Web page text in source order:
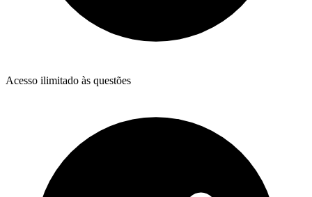
Acesso ilimitado às questões